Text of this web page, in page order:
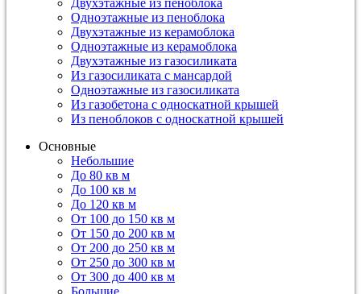
Двухэтажные из пеноблока
Одноэтажные из пеноблока
Двухэтажные из керамоблока
Одноэтажные из керамоблока
Двухэтажные из газосиликата
Из газосиликата с мансардой
Одноэтажные из газосиликата
Из газобетона с односкатной крышей
Из пеноблоков с односкатной крышей
Основные
Небольшие
До 80 кв м
До 100 кв м
До 120 кв м
От 100 до 150 кв м
От 150 до 200 кв м
От 200 до 250 кв м
От 250 до 300 кв м
От 300 до 400 кв м